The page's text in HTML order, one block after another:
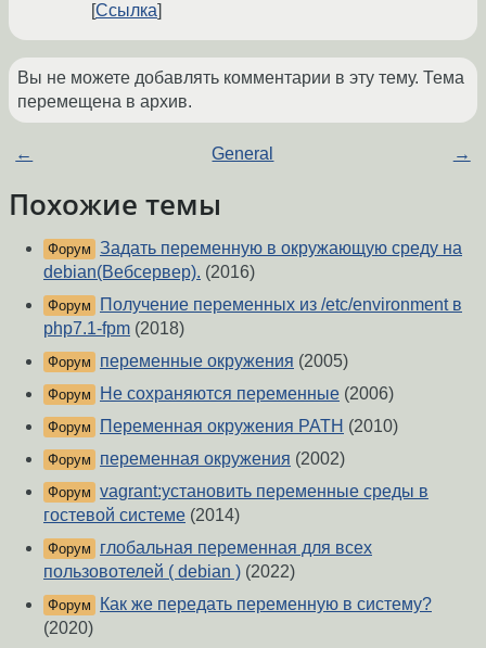
Ссылка
Вы не можете добавлять комментарии в эту тему. Тема
перемещена в архив.
← General →
Похожие темы
Форум Задать переменную в окружающую среду на
debian(Вебсервер). (2016)
Форум
Получение переменных из /etc/environment в
php7.1-fpm (2018)
Форум переменные окружения (2005)
Форум Не сохраняются переменные (2006)
Форум Переменная окружения PATH (2010)
Форум переменная окружения (2002)
Форум vagrant:установить переменные среды в
гостевой системе (2014)
Форум
глобальная переменная для всех
пользовотелей ( debian ) (2022)
Форум
Как же передать переменную в систему?
(2020)